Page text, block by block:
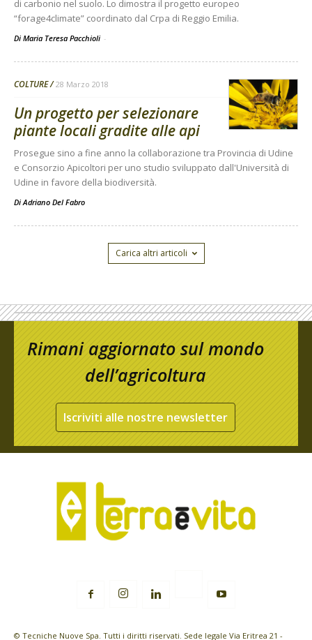
di carbonio nel suolo. Lo dimostra il progetto europeo
“forage4climate” coordinato dal Crpa di Reggio Emilia.
Di Maria Teresa Pacchioli -
COLTURE 28 Marzo 2018
Un progetto per selezionare
piante locali gradite alle api
Prosegue sino a fine anno la collaborazione tra Provincia di Udine
e Consorzio Apicoltori per uno studio sviluppato dall'Università di
Udine in favore della biodiversità.
DiAdriano Del Fabro
Carica altri articoli
Rimani aggiornato sul mondo
dell’agricoltura
Iscriviti alle nostre newsletter
© Tecniche Nuove Spa. Tutti i diritti riservati. Sede legale Via Eritrea 21 -